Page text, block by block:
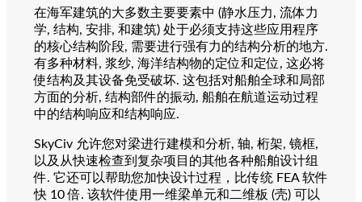
在海军建筑的大多数主要要素中 (静水压力, 流体力
学, 结构, 安排, 和建筑) 处于必须支持这些应用程序
的核心结构阶段, 需要进行强有力的结构分析的地方.
有多种材料, 浆纱, 海洋结构物的定位和定位, 这必将
使结构及其设备免受破坏. 这包括对船舶全球和局部
方面的分析, 结构部件的振动, 船舶在航道运动过程
中的结构响应和结构响应.
SkyCiv 允许您对梁进行建模和分析, 轴, 桁架, 镜框,
以及从快速检查到复杂项目的其他各种船舶设计组
件. 它还可以帮助您加快设计过程，比传统 FEA 软件
快 10 倍. 该软件使用一维梁单元和二维板 (壳) 可以